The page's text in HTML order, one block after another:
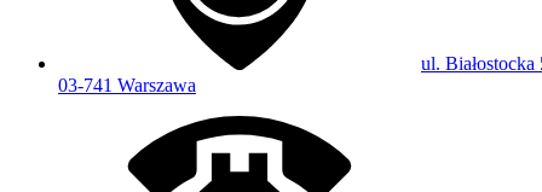
ul. Białostocka
03-741 Warszawa